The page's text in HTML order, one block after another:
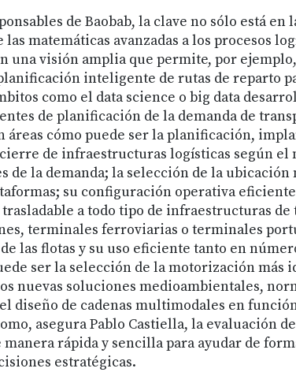
de Baobab, la clave no sólo está en
matemáticas avanzadas a los procesos
una visión amplia que permite, por
inteligente de rutas de reparto
como el data science o big data
de planificación de la demanda de
áreas cómo puede ser la planificación,
de infraestructuras logísticas según el
de la demanda; la selección de la ubicación
su configuración operativa
a todo tipo de infraestructuras de
terminales ferroviarias o terminales
las flotas y su uso eficiente tanto en
ser la selección de la motorización más
nuevas soluciones medioambientales,
diseño de cadenas multimodales en
asegura Pablo Castiella, la evaluación
manera rápida y sencilla para ayudar de
estratégicas.